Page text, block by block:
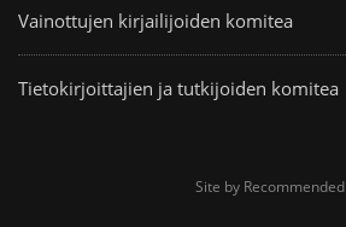
Vainottujen kirjailijoiden komitea
Tietokirjoittajien ja tutkijoiden komitea
Site by Recommended